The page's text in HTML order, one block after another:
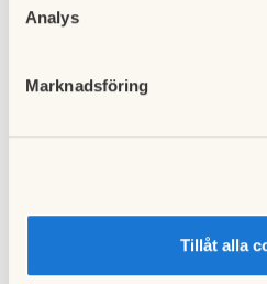
Analys
Marknadsföring
Tillåt alla
Till nyhetslistan
Tvättmaskinen lagad